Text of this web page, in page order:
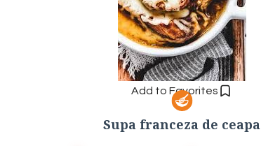
Add to Favorites
Supa franceza de ceapa